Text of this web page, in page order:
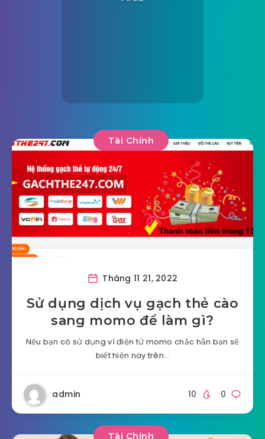
Tài Chính
Tháng 11 21, 2022
Sử dụng dịch vụ gạch thẻ cào
sang momo để làm gì?
Nếu bạn có sử dụng ví điện tử momo chắc hẵn bạn sẽ
biết hiện nay trên…
admin 0
10
Tài Chính